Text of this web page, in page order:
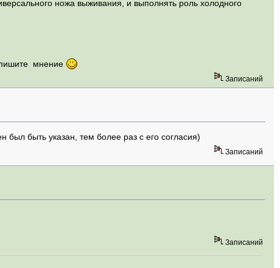
ножа выживания, и выполнять роль холодного
мнение
Записаний
был быть указан, тем более раз с его согласия)
Записаний
Записаний